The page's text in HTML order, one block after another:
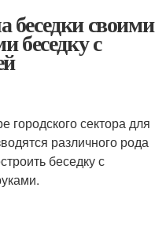
своими
беседку с
городского сектора для
различного рода
беседку с